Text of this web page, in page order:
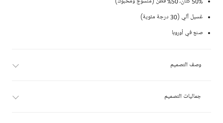
غسيل آلي (30 درجة مئوية)
صنع في أوروبا
وصف التصميم
جماليات التصميم